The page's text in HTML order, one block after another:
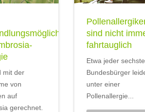
mit der
von
auf
gerechnet.
sind nicht
fahrtauglich
Etwa jeder sechste
Bundesbürger
unter einer
Pollenallergie...